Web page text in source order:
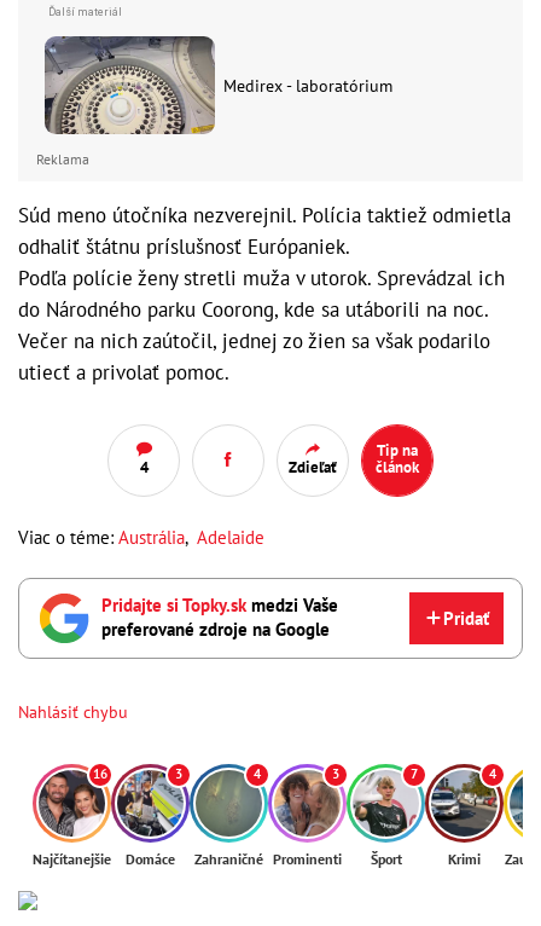
Medirex - laboratórium
Reklama
Súd meno útočníka nezverejnil. Polícia taktiež odmietla
odhaliť štátnu príslušnosť Európaniek.
Podľa polície ženy stretli muža v utorok. Sprevádzal ich
do Národného parku Coorong, kde sa utáborili na noc.
Večer na nich zaútočil, jednej zo žien sa však podarilo
utiecť a privolať pomoc.
4 Zdieľať
Tip na
článok
Viac o téme: Austrália, Adelaide
Pridajte si Topky.skmedzi Vaše
preferované zdroje na Google
Pridať
Nahlásiť chybu
16
Najčítanejšie
3
Domáce
4
Zahraničné
3
Prominenti
7
Šport
4
Krimi